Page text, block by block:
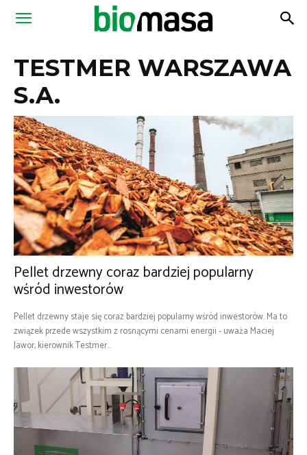
Magazyn
TESTMER WARSZAWA
S.A.
Pellet drzewny coraz bardziej popularny
wśród inwestorów
Pellet drzewny staje się coraz bardziej popularny wśród inwestorów. Ma to
związek przede wszystkim z rosnącymi cenami energii - uważa Maciej
Jawor, kierownik Testmer...